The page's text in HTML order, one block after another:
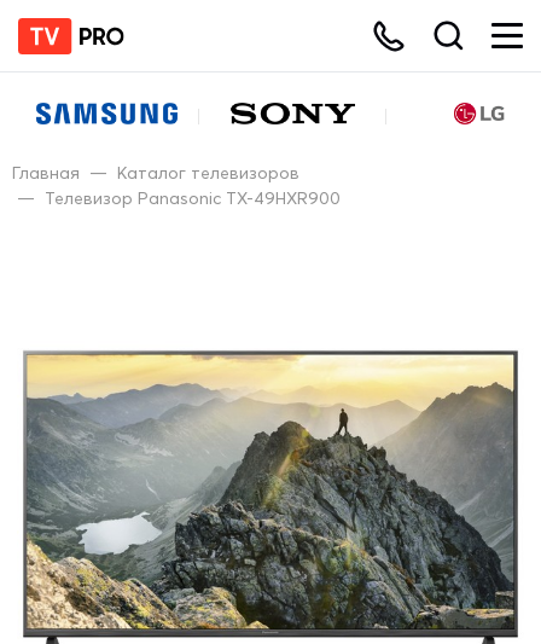
Главная — Каталог телевизоров
— Телевизор Panasonic TX-49HXR900